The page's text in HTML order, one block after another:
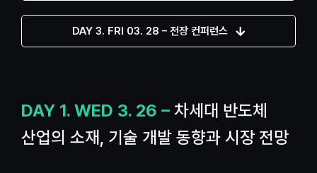
DAY 3. FRI 03. 28 – 전장 컨퍼런스
DAY 1. WED 3. 26 – 차세대 반도체
산업의 소재, 기술 개발 동향과 시장 전망